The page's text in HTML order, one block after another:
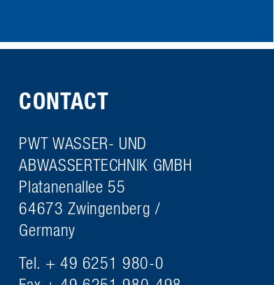
CONTACT
PWT WASSER- UND
ABWASSERTECHNIK GMBH
Platanenallee 55
64673 Zwingenberg /
Germany
Tel. + 49 6251 980-0